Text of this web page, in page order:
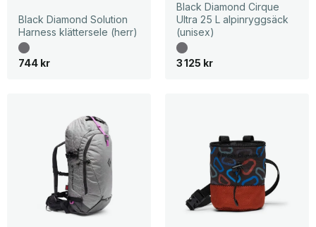
Black Diamond Solution
Harness klättersele (herr)
744 kr
Black Diamond Cirque
Ultra 25 L alpinryggsäck
(unisex)
3 125 kr